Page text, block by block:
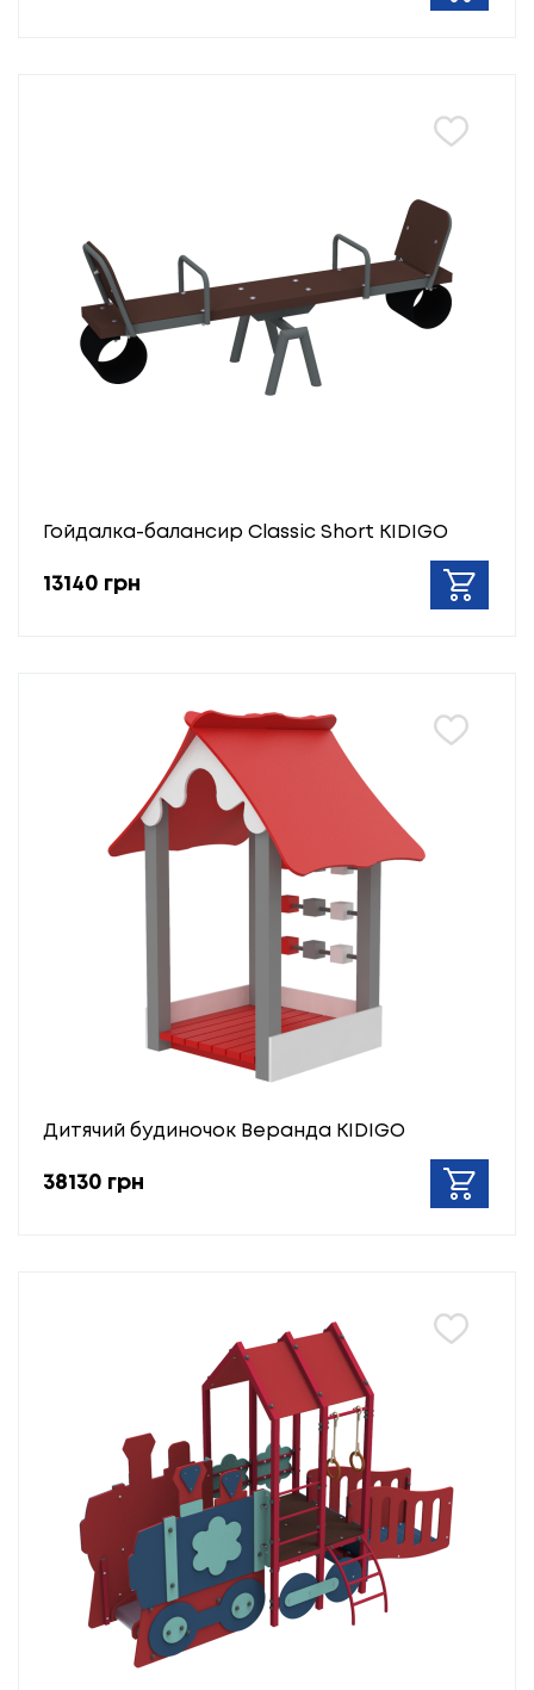
Гойдалка-балансир Classic Short KIDIGO
13140 грн
Дитячий будиночок Веранда KIDIGO
38130 грн